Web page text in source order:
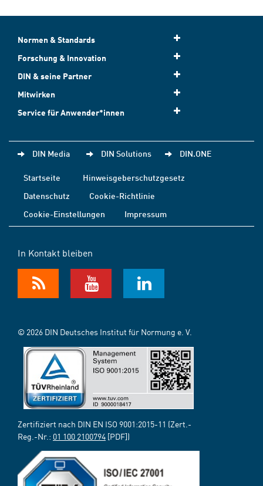
Normen & Standards
Forschung & Innovation
DIN & seine Partner
Mitwirken
Service für Anwender*innen
DIN Media DIN Solutions DIN.ONE
Startseite
Hinweisgeberschutzgesetz
Datenschutz
Cookie-Richtlinie
Cookie-Einstellungen
Impressum
In Kontakt bleiben
© 2026 DIN Deutsches Institut für Normung e. V.
Zertifiziert nach DIN EN ISO 9001:2015-11 (Zert.-
Reg.-Nr.: 01 100 2100794 [PDF])